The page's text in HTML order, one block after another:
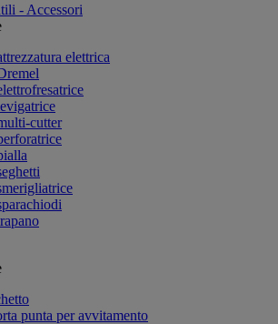
- Accessori
elettrica
cutter
punta per avvitamento